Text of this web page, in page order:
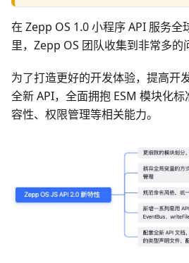
在 Zepp OS 1.0 小程序 API 服务全
里，Zepp OS 团队收集到非常多的
为了打造更好的开发体验，提高开
全新 API，全面拥抱 ESM 模块化
容性、权限管理等相关能力。